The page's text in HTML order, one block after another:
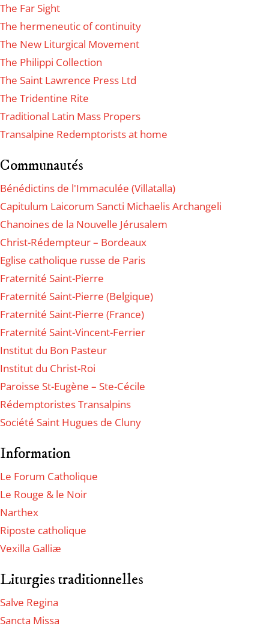
The Far Sight
The hermeneutic of continuity
The New Liturgical Movement
The Philippi Collection
The Saint Lawrence Press Ltd
The Tridentine Rite
Traditional Latin Mass Propers
Transalpine Redemptorists at home
Communautés
Bénédictins de l'Immaculée (Villatalla)
Capitulum Laicorum Sancti Michaelis Archangeli
Chanoines de la Nouvelle Jérusalem
Christ-Rédempteur – Bordeaux
Eglise catholique russe de Paris
Fraternité Saint-Pierre
Fraternité Saint-Pierre (Belgique)
Fraternité Saint-Pierre (France)
Fraternité Saint-Vincent-Ferrier
Institut du Bon Pasteur
Institut du Christ-Roi
Paroisse St-Eugène – Ste-Cécile
Rédemptoristes Transalpins
Société Saint Hugues de Cluny
Information
Le Forum Catholique
Le Rouge & le Noir
Narthex
Riposte catholique
Vexilla Galliæ
Liturgies traditionnelles
Salve Regina
Sancta Missa